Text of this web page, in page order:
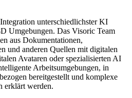
unterschiedlichster KI
Umgebungen. Das Visoric Team
aus Dokumentationen,
und anderen Quellen mit digitalen
Avataren oder spezialisierten AI
Arbeitsumgebungen, in
bereitgestellt und komplexe
erklärt werden.